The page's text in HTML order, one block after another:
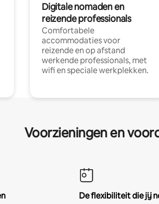
Digitale nomaden en
reizende professionals
Comfortabele
accommodaties voor
reizende en op afstand
werkende professionals, met
wifi en speciale werkplekken.
Voorzieningen en
De flexibiliteit die jij